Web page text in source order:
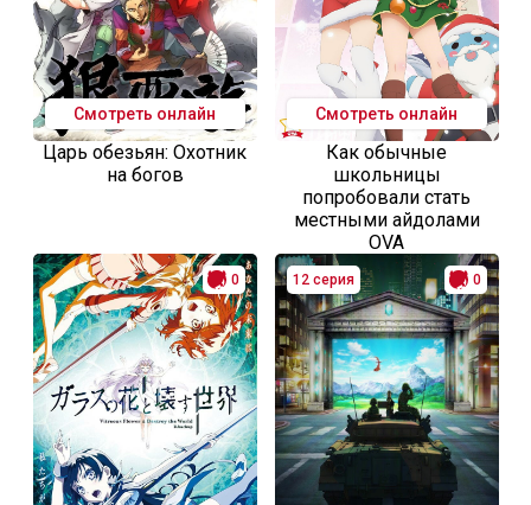
Смотреть онлайн
Царь обезьян: Охотник
на богов
Смотреть онлайн
Как обычные
школьницы
попробовали стать
местными айдолами
OVA
0 12 серия 0